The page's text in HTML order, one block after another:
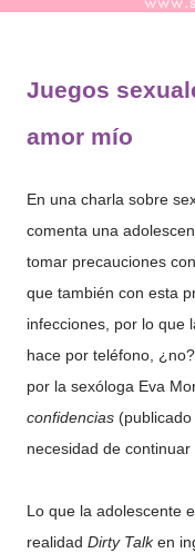
Juegos
amor mío
En una charla sobre
comenta una
tomar precauciones
que también con esta
infecciones, por lo que
hace por teléfono,
por la sexóloga Eva
confidencias
necesidad de continuar
Lo que la adolescente
realidad Dirty Talken